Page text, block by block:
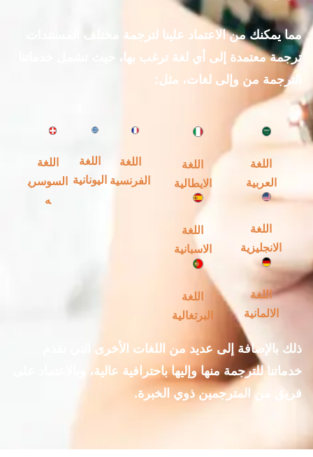
مما يمكنك من الاعتماد علينا لترجمة مختلف المستندات
ترجمة معتمدة إلى أي لغة ترغب بها، حيث تشمل خدماتنا
الترجمة من وإلى لغات، مثل:
اللغة
العربية
اللغة
الانجليزية
اللغة
الالمانية
اللغة
الايطالية
اللغة
الاسبانية
اللغة
البرتغالية
اللغة
الفرنسية
اللغة
اليونانية
اللغة
السوسري
ه
ذلك بالإضافة إلى عديد من اللغات الأخرى التي نقدم
خدماتنا للترجمة منها وإليها باحترافية عالية، وبالاعتماد على
فريق من المترجمين ذوي الخبرة.